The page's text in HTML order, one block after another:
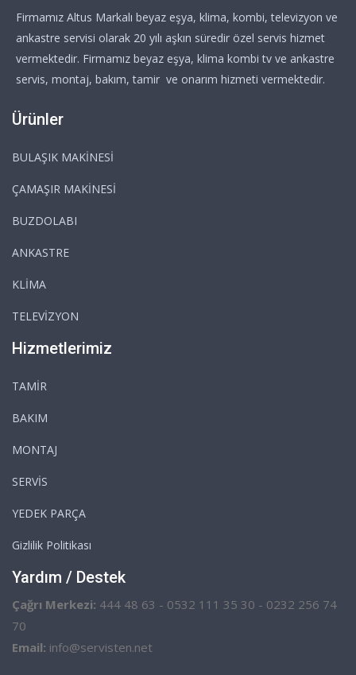
Firmamız Altus Markalı beyaz eşya, klima, kombi, televizyon ve
ankastre servisi olarak 20 yılı aşkın süredir özel servis hizmet
vermektedir. Firmamız beyaz eşya, klima kombi tv ve ankastre
servis, montaj, bakım, tamir ve onarım hizmeti vermektedir.
Ürünler
BULAŞIK MAKİNESİ
ÇAMAŞIR MAKİNESİ
BUZDOLABI
ANKASTRE
KLİMA
TELEVİZYON
Hizmetlerimiz
TAMİR
BAKIM
MONTAJ
SERVİS
YEDEK PARÇA
Gizlilik Politikası
Yardım / Destek
Çağrı Merkezi: 444 48 63 - 0532 111 35 30 - 0232 256 74
70
Email: info@servisten.net